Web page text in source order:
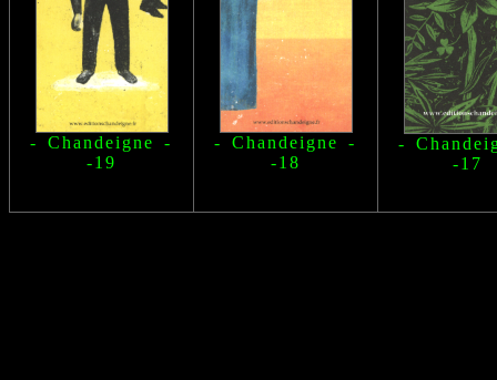
- Chandeigne -
-19
- Chandeigne -
-18
-
-17